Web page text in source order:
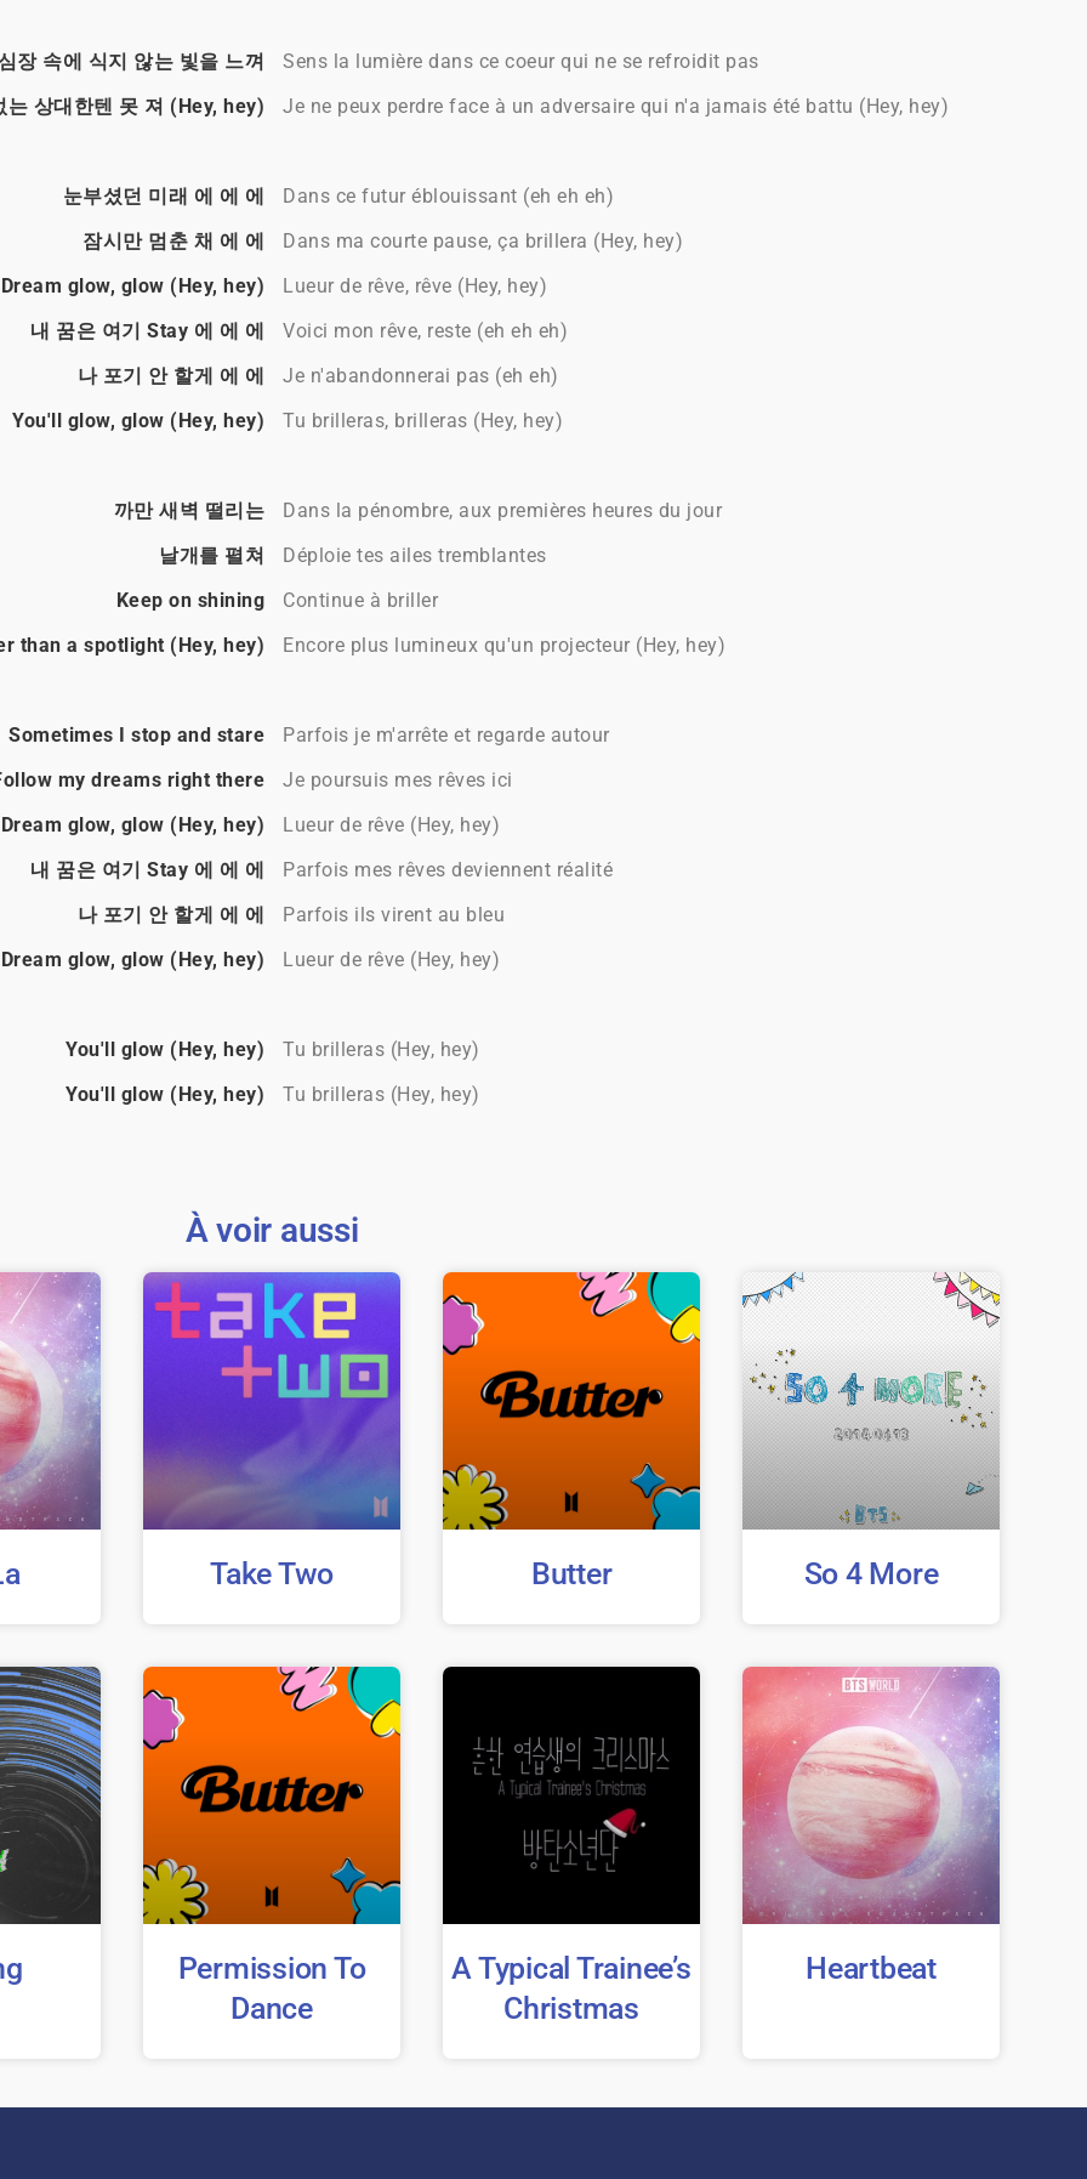
장 속에 식지 않는 빛을 느껴
Sens la lumière dans ce coeur qui ne se refroidit pas
는 상대한텐 못 져 (Hey, hey)
Je ne peux perdre face à un adversaire qui n'a jamais été battu (Hey, hey)
눈부셨던 미래 에 에 에
Dans ce futur éblouissant (eh eh eh)
잠시만 멈춘 채 에 에
Dans ma courte pause, ça brillera (Hey, hey)
Dream glow, glow (Hey, hey)
Lueur de rêve, rêve (Hey, hey)
내 꿈은 여기 Stay 에 에 에
Voici mon rêve, reste (eh eh eh)
나 포기 안 할게 에 에
Je n'abandonnerai pas (eh eh)
You'll glow, glow (Hey, hey)
Tu brilleras, brilleras (Hey, hey)
까만 새벽 떨리는
Dans la pénombre, aux premières heures du jour
날개를 펼쳐
Déploie tes ailes tremblantes
Keep on shining
Continue à briller
than a spotlight (Hey, hey)
Encore plus lumineux qu'un projecteur (Hey, hey)
Sometimes I stop and stare
Parfois je m'arrête et regarde autour
my dreams right there
Je poursuis mes rêves ici
Dream glow, glow (Hey, hey)
Lueur de rêve (Hey, hey)
내 꿈은 여기 Stay 에 에 에
Parfois mes rêves deviennent réalité
나 포기 안 할게 에 에
Parfois ils virent au bleu
Dream glow, glow (Hey, hey)
Lueur de rêve (Hey, hey)
You'll glow (Hey, hey)
Tu brilleras (Hey, hey)
You'll glow (Hey, hey)
Tu brilleras (Hey, hey)
À voir aussi
Take Two Butter So 4 More
Permission To
Dance
A Typical Trainee’s
Christmas
Heartbeat